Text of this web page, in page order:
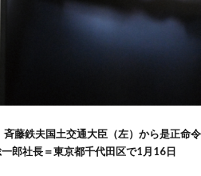
藤鉄夫国土交通大臣（左）から是正命
郎社長＝東京都千代田区で1月16日